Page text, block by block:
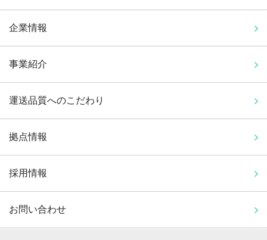
企業情報
事業紹介
運送品質へのこだわり
拠点情報
採用情報
お問い合わせ